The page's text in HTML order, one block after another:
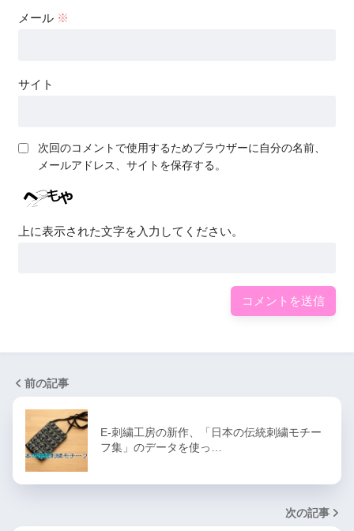
メール ※
サイト
次回のコメントで使用するためブラウザーに自分の名前、
メールアドレス、サイトを保存する。
上に表示された文字を入力してください。
前の記事
E-刺繍工房の新作、「日本の伝統刺繍モチー
フ集」のデータを使っ…
次の記事